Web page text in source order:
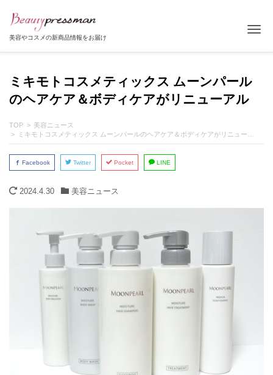
美容やコスメの新商品情報をお届け
ミキモトコスメティックス ムーンパール
のヘアケア＆ボディケアがリニューアル
TOP
美容ニュース
ミキモトコスメティックス ムーンパールのヘアケア＆ボディケアがリニューアル
Facebook Twitter Pocket LINE
2024.4.30 美容ニュース